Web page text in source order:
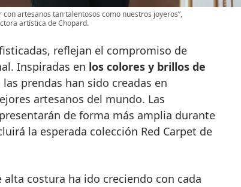
artesanos tan talentosos como nuestros joyeros”,
artística de Chopard.
reflejan el compromiso de
Inspiradas en los colores y brillos de
las prendas han sido creadas en
artesanos del mundo. Las
de forma más amplia durante
la esperada colección Red Carpet de
costura ha ido creciendo con cada